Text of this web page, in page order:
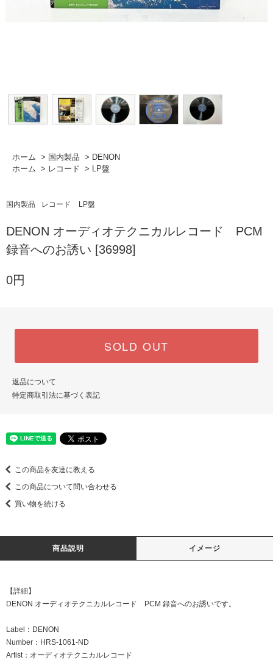
ホーム > 国内製品 > DENON
ホーム > レコード > LP盤
国内製品 レコード LP盤
DENON オーディオテクニカルレコード PCM
録音へのお誘い [36998]
0円
SOLD OUT
返品について
特定商取引法に基づく表記
この商品を友達に教える
この商品について問い合わせる
買い物を続ける
商品説明 イメージ
【詳細】
DENON オーディオテクニカルレコード PCM 録音へのお誘いです。
Label：DENON
Number：HRS-1061-ND
Artist：オーディオテクニカルレコード